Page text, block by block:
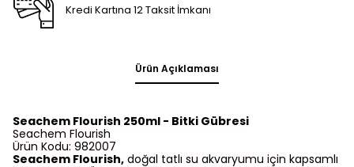
Kredi Kartına 12 Taksit İmkanı
Ürün Açıklaması
Seachem Flourish 250ml - Bitki Gübresi
Seachem Flourish
Ürün Kodu: 982007
Seachem Flourish, doğal tatlı su akvaryumu için kapsamlı